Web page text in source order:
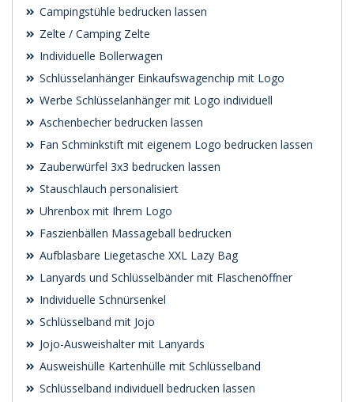
Campingstühle bedrucken lassen
Zelte / Camping Zelte
Individuelle Bollerwagen
Schlüsselanhänger Einkaufswagenchip mit Logo
Werbe Schlüsselanhänger mit Logo individuell
Aschenbecher bedrucken lassen
Fan Schminkstift mit eigenem Logo bedrucken lassen
Zauberwürfel 3x3 bedrucken lassen
Stauschlauch personalisiert
Uhrenbox mit Ihrem Logo
Faszienbällen Massageball bedrucken
Aufblasbare Liegetasche XXL Lazy Bag
Lanyards und Schlüsselbänder mit Flaschenöffner
Individuelle Schnürsenkel
Schlüsselband mit Jojo
Jojo-Ausweishalter mit Lanyards
Ausweishülle Kartenhülle mit Schlüsselband
Schlüsselband individuell bedrucken lassen